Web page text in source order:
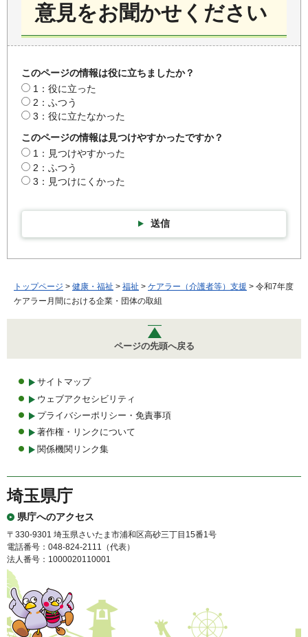
意見をお聞かせください
このページの情報は役に立ちましたか？
1：役に立った
2：ふつう
3：役に立たなかった
このページの情報は見つけやすかったですか？
1：見つけやすかった
2：ふつう
3：見つけにくかった
送信
トップページ > 健康・福祉 > 福祉 > ケアラー（介護者等）支援 > 令和7年度
ケアラー月間における企業・団体の取組
ページの先頭へ戻る
サイトマップ
ウェブアクセシビリティ
プライバシーポリシー・免責事項
著作権・リンクについて
関係機関リンク集
埼玉県庁
県庁へのアクセス
〒330-9301 埼玉県さいたま市浦和区高砂三丁目15番1号
電話番号：048-824-2111（代表）
法人番号：1000020110001